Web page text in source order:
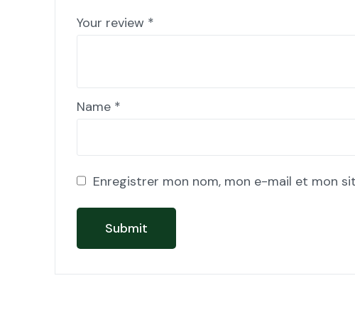
Your review *
Name *
Enregistrer mon nom, mon e-mail et mon